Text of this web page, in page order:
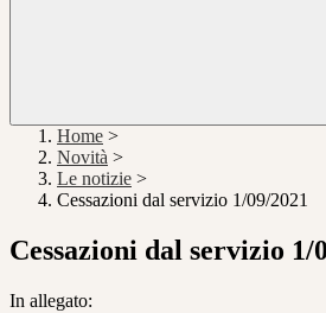
Home >
Novità >
Le notizie >
Cessazioni dal servizio 1/09/2021
Cessazioni dal servizio 1/
In allegato: